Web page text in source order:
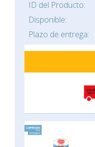
ID del Producto:
Disponible:
Plazo de entrega: